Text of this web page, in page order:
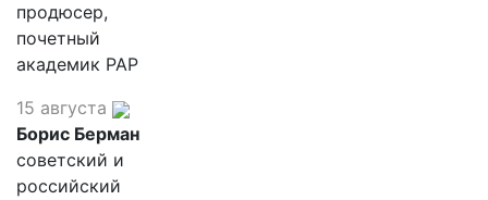
продюсер,
почетный
академик РАР
15 августа
Борис Берман
советский и
российский